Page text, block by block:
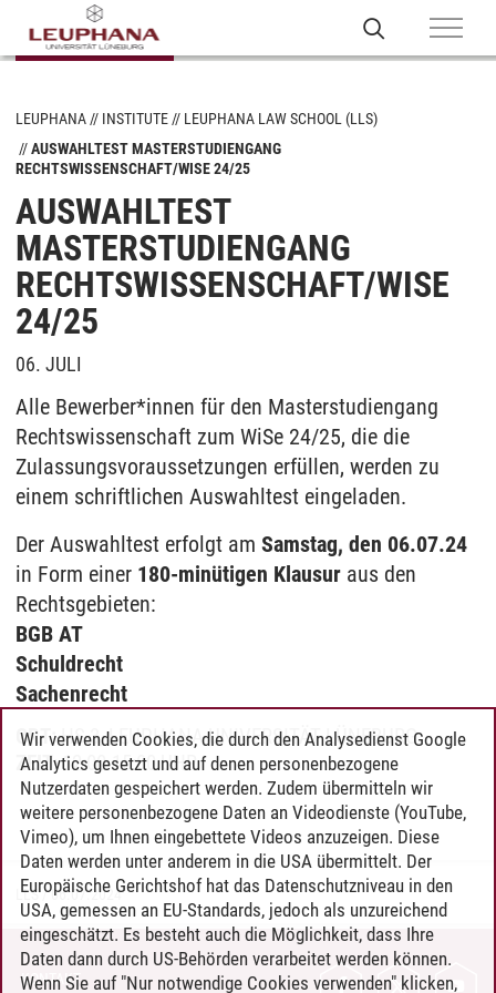
LEUPHANA INSTITUTE
LEUPHANA LAW SCHOOL (LLS)
AUSWAHLTEST MASTERSTUDIENGANG
RECHTSWISSENSCHAFT/WISE 24/25
AUSWAHLTEST
MASTERSTUDIENGANG
RECHTSWISSENSCHAFT/WISE
24/25
06. JULI
Alle Bewerber*innen für den Masterstudiengang
Rechtswissenschaft zum WiSe 24/25, die die
Zulassungsvoraussetzungen erfüllen, werden zu
einem schriftlichen Auswahltest eingeladen.
Der Auswahltest erfolgt am Samstag, den 06.07.24
in Form einer 180-minütigen Klausur aus den
Rechtsgebieten:
BGB AT
Schuldrecht
Sachenrecht
ORT:HS 3, LEUPHANA UNIVERSITÄT LÜNEBURG
ZEIT: 12:00-15:00 UHR
LLS/06.07.2024
KONTAKT
Wir verwenden Cookies, die durch den Analysedienst Google
Analytics gesetzt und auf denen personenbezogene
Nutzerdaten gespeichert werden. Zudem übermitteln wir
weitere personenbezogene Daten an Videodienste (YouTube,
Vimeo), um Ihnen eingebettete Videos anzuzeigen. Diese
Daten werden unter anderem in die USA übermittelt. Der
Europäische Gerichtshof hat das Datenschutzniveau in den
USA, gemessen an EU-Standards, jedoch als unzureichend
eingeschätzt. Es besteht auch die Möglichkeit, dass Ihre
Daten dann durch US-Behörden verarbeitet werden können.
Wenn Sie auf "Nur notwendige Cookies verwenden" klicken,